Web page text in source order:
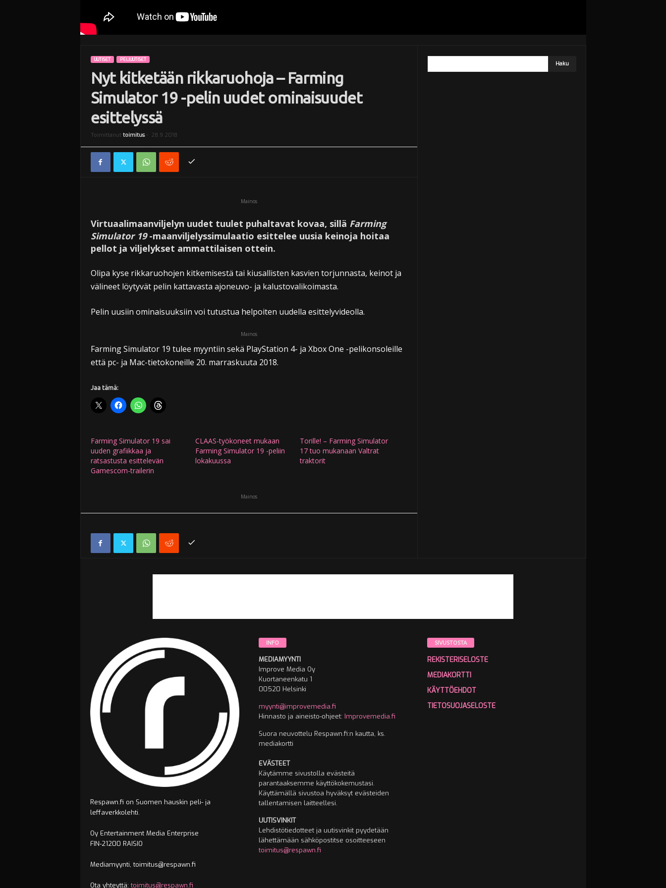
UUTISET PELIUUTISET
Nyt kitketään rikkaruohoja – Farming
Simulator 19 -pelin uudet ominaisuudet
esittelyssä
Toimittanut toimitus- 28.9.2018
Mainos
Virtuaalimaanviljelyn uudet tuulet puhaltavat kovaa, sillä Farming
Simulator 19-maanviljelyssimulaatio esittelee uusia keinoja hoitaa
pellot ja viljelykset ammattilaisen ottein.
Olipa kyse rikkaruohojen kitkemisestä tai kiusallisten kasvien torjunnasta, keinot ja
välineet löytyvät pelin kattavasta ajoneuvo- ja kalustovalikoimasta.
Pelin uusiin ominaisuuksiin voi tutustua helpoiten uudella esittelyvideolla.
Mainos
Farming Simulator 19 tulee myyntiin sekä PlayStation 4- ja Xbox One -pelikonsoleille
että pc- ja Mac-tietokoneille 20. marraskuuta 2018.
Jaa tämä:
Farming Simulator 19 sai
uuden grafiikkaa ja
ratsastusta esittelevän
Gamescom-trailerin
CLAAS-työkoneet mukaan
Farming Simulator 19 -peliin
lokakuussa
Torille! – Farming Simulator
17 tuo mukanaan Valtrat
traktorit
Mainos
Respawn.fi on Suomen hauskin peli- ja
leffaverkkolehti.
Oy Entertainment Media Enterprise
FIN-21200 RAISIO
Mediamyynti, toimitus@respawn.fi
Ota yhteyttä:toimitus@respawn.fi
INFO
MEDIAMYYNTI
Improve Media Oy
Kuortaneenkatu 1
00520 Helsinki
myynti@improvemedia.fi
Hinnasto ja aineisto-ohjeet: Improvemedia.fi
Suora neuvottelu Respawn.fi:n kautta, ks.
mediakortti
EVÄSTEET
Käytämme sivustolla evästeitä
parantaaksemme käyttökokemustasi.
Käyttämällä sivustoa hyväksyt evästeiden
tallentamisen laitteellesi.
UUTISVINKIT
Lehdistötiedotteet ja uutisvinkit pyydetään
lähettämään sähköpostitse osoitteeseen
toimitus@respawn.fi
SIVUSTOSTA
REKISTERISELOSTE
MEDIAKORTTI
KÄYTTÖEHDOT
TIETOSUOJASELOSTE